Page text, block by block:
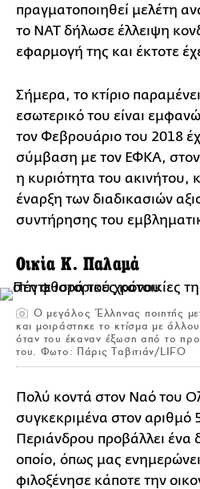
πραγματοποιηθεί μελέτη
το ΝΑΤ δήλωσε έλλειψη
εφαρμογή της και έκτοτε
Σήμερα, το κτίριο
εσωτερικό του είναι
τον Φεβρουάριο του 2018
σύμβαση με τον ΕΦΚΑ, στον
η κυριότητα του ακινήτου,
έναρξη των διαδικασιών
συντήρησης του
Οικία Κ. Παλαμά
Ο μεγάλος Έλληνας ποιητής
και μοιράστηκε το κτίσμα με
όταν του έκαναν έξωση από το
του. Φωτο: Πάρις Ταβιτιάν/LIFO
Πολύ κοντά στον Ναό του
συγκεκριμένα στον αριθμό
Περιάνδρου προβάλλει ένα
οποίο, όπως μας
φιλοξένησε κάποτε την